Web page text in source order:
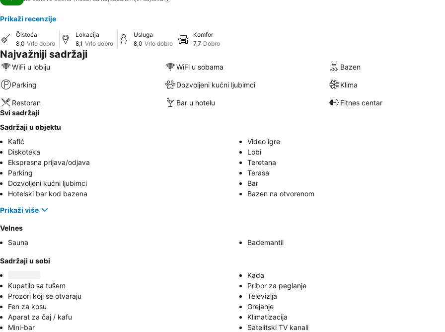
Prikaži recenzije
Čistoća
8,0 Vrlo dobro
Lokacija
8,1 Vrlo dobro
Usluga
8,0 Vrlo dobro
Komfor
7,7 Dobro
Najvažniji sadržaji
WiFi u lobiju WiFi u sobama Bazen
Parking Dozvoljeni kućni ljubimci Klima
Restoran Bar u hotelu
Fitnes centar
Svi sadržaji
Sadržaji u objektu
Kafić
Video igre
Diskoteka
Lobi
Ekspresna prijava/odjava
Teretana
Parking
Terasa
Dozvoljeni kućni ljubimci
Bar
Hotelski bar kod bazena
Bazen na otvorenom
Prikaži više
Velnes
Sauna
Bademantil
Sadržaji u sobi
Kada
Kupatilo sa tušem
Pribor za peglanje
Prozori koji se otvaraju
Televizija
Fen za kosu
Grejanje
Aparat za čaj / kafu
Klimatizacija
Mini-bar
Satelitski TV kanali